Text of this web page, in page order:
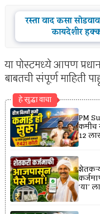
रस्ता वाद कसा
कायदेशीर
या पोस्टमध्ये आपण
बाबतची संपूर्ण माहिती
हे सुद्धा वाचा
PM
कमीच
12
‘या’